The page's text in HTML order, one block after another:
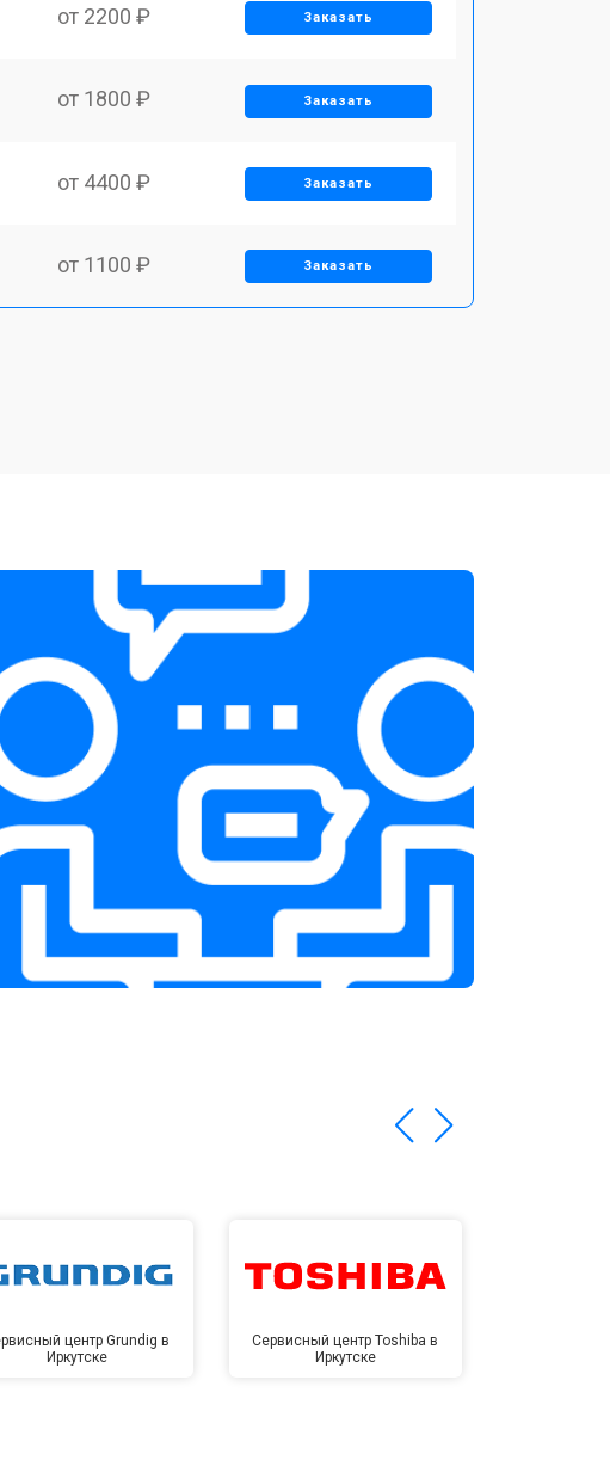
от 2200 ₽ Заказать
от 1800 ₽ Заказать
от 4400 ₽ Заказать
от 1100 ₽ Заказать
центр Grundig в
Иркутске
Сервисный центр Toshiba в
Иркутске